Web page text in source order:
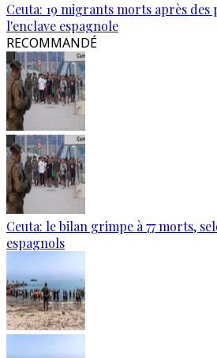
Ceuta: 19 migrants morts après des
l'enclave espagnole
RECOMMANDÉ
Ceuta: le bilan grimpe à 77 morts,
espagnols